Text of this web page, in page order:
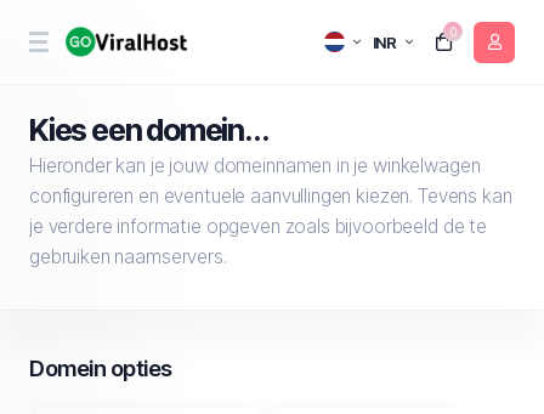
INR
0
Kies een domein...
Hieronder kan je jouw domeinnamen in je winkelwagen
configureren en eventuele aanvullingen kiezen. Tevens kan
je verdere informatie opgeven zoals bijvoorbeeld de te
gebruiken naamservers.
Domein opties